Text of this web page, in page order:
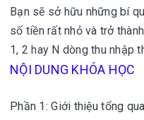
Bạn sẽ sở hữu những bí
số tiền rất nhỏ và trở
1, 2 hay N dòng thu nhập
NỘI DUNG KHÓA HỌC
Phần 1: Giới thiệu tổng